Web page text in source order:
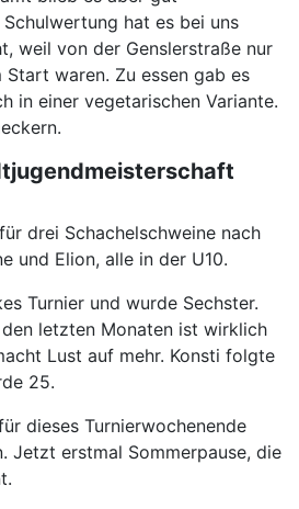
hat es bei uns
weil von der Genslerstraße nur
Start waren. Zu essen gab es
in einer vegetarischen Variante.
drei Schachelschweine nach
und Elion, alle in der U10.
Turnier und wurde Sechster.
letzten Monaten ist wirklich
Lust auf mehr. Konsti folgte
25.
dieses Turnierwochenende
Jetzt erstmal Sommerpause, die